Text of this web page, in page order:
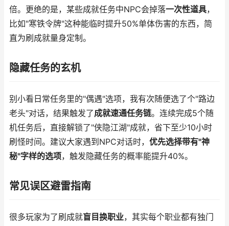
倍。更绝的是，某些成就任务中NPC会掉落一次性道具，
比如"寒铁令牌"这种能临时提升50%单体伤害的东西，简
直为刷成就量身定制。
隐藏任务的玄机
别小看日常任务里的"偶遇"选项，我有次随便选了个"路边
老头"对话，结果触发了成就速通任务链。连续完成5个随
机任务后，直接解锁了"侠隐江湖"成就，省下至少10小时
刷怪时间。建议大家遇到NPC对话时， 优先选择带有"神
秘"字样的选项，触发隐藏任务的概率能提升40%。
常见误区避雷指南
很多玩家为了刷成就盲目换职业，其实每个职业都有独门